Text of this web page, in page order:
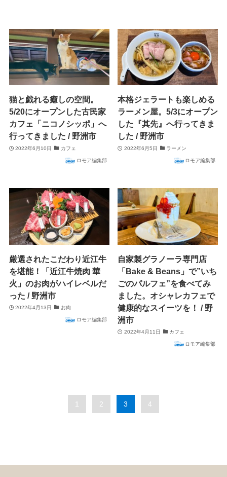
猫と戯れる癒しの空間。
5/20にオープンした古民家
カフェ「ニコノシッポ」へ
行ってきました / 野洲市
2022年6月10日 カフェ
ロモア編集部
本格ジェラートも楽しめる
ラーメン屋。5/3にオープン
した『其先』へ行ってきま
した / 野洲市
2022年6月5日 ラーメン
ロモア編集部
厳選されたこだわり近江牛
を堪能！「近江牛焼肉 華
火」のお肉がハイレベルだ
った / 野洲市
2022年4月13日 お肉
ロモア編集部
自家製グラノーラ専門店
「Bake & Beans」で”いち
ごのパルフェ”を食べてみ
ました。オシャレカフェで
健康的なスイーツを！ / 野
洲市
2022年4月11日 カフェ
ロモア編集部
1 2 3 4